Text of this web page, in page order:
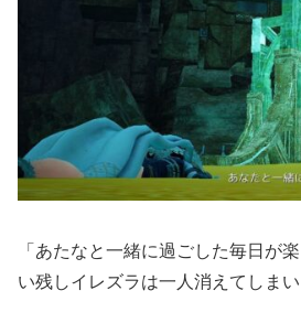
「あたなと一緒に過ごした毎日が
い残しイレズラは一人消えてしまい